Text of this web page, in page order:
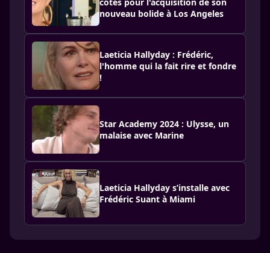
nouveau bolide à Los Angeles
Laeticia Hallyday : Frédéric,
l'homme qui la fait rire et fondre
!
Star Academy 2024 : Ulysse, un
malaise avec Marine
Laeticia Hallyday s’installe avec
Frédéric Suant à Miami